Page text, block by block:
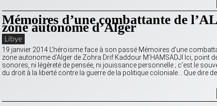
Mémoires d’une combattante de
zone autonome d’Alger
Libye
19 janvier 2014 L’héroïsme face à son passé Mémoires d’une
zone autonome d’Alger de Zohra Drif Kaddour M’HAMSADJI Ici, point
sonores, ni légèreté de pensée, ni jouissance personnelle ; c’est le
du droit à la liberté contre la guerre de la politique coloniale… Que dire de